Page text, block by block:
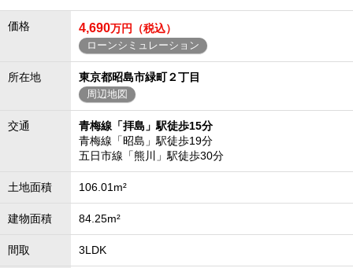
価格 4,690万円（税込）
ローンシミュレーション
所在地 東京都昭島市緑町２丁目
周辺地図
交通
青梅線「拝島」駅徒歩15分
青梅線「昭島」駅徒歩19分
五日市線「熊川」駅徒歩30分
土地面積 106.01m²
建物面積 84.25m²
間取 3LDK